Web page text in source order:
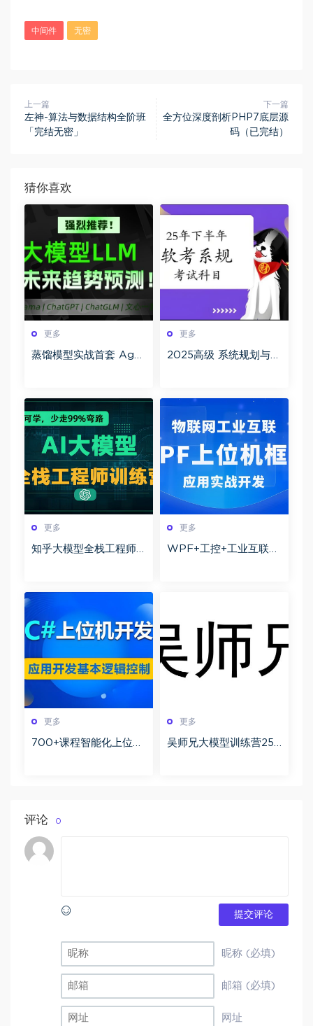
中间件 无密
上一篇
左神-算法与数据结构全阶班
「完结无密」
下一篇
全方位深度剖析PHP7底层源
码（已完结）
猜你喜欢
更多
蒸馏模型实战首套 Age
技能体系
更多
2025高级 系统规划与管
更多
知乎大模型全栈工程师
更多
WPF+工控+工业互联
更多
700+课程智能化上位机
更多
吴师兄大模型训练营25
评论 0
提交评论
昵称 (必填)
邮箱 (必填)
网址